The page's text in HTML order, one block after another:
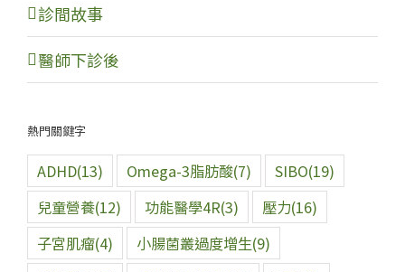
診間故事
醫師下診後
熱門關鍵字
ADHD(13) Omega-3脂肪酸(7) SIBO(19)
兒童營養(12) 功能醫學4R(3) 壓力(16)
子宮肌瘤(4) 小腸菌叢過度增生(9)